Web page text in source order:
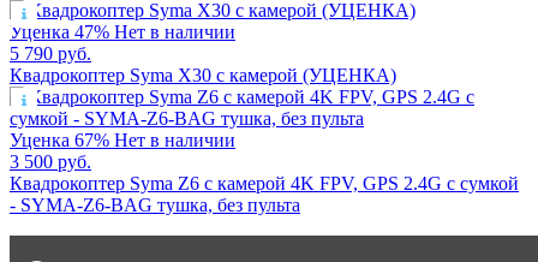
Уценка 47% Нет в наличии
5 790 руб.
Квадрокоптер Syma X30 с камерой (УЦЕНКА)
Уценка 67% Нет в наличии
3 500 руб.
Квадрокоптер Syma Z6 с камерой 4K FPV, GPS 2.4G с сумкой
- SYMA-Z6-BAG тушка, без пульта